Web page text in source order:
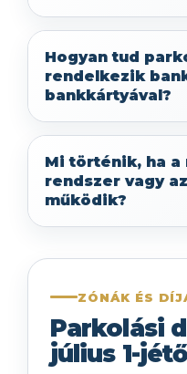
Hogyan tud
rendelkezik
bankkártyával?
Mi történik, ha
rendszer vagy
működik?
ZÓNÁK ÉS
Parkolási
július 1-